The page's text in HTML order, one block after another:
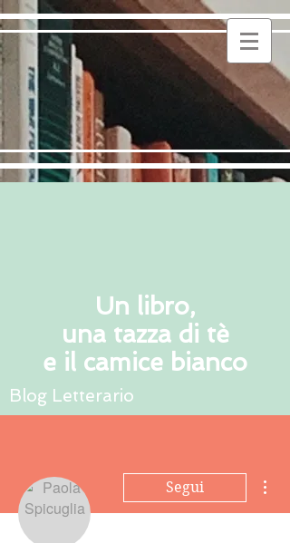
Un libro,
una tazza di tè
e il camice bianco
Blog Letterario
Segui